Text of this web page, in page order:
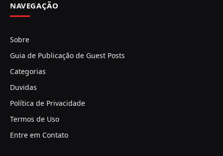
NAVEGAÇÃO
Sobre
Guia de Publicação de Guest Posts
Categorias
Duvidas
Política de Privacidade
Termos de Uso
Entre em Contato